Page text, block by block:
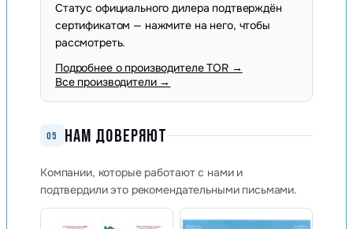
Статус официального дилера подтверждён
сертификатом — нажмите на него, чтобы
рассмотреть.
Подробнее о производителе TOR →
Все производители →
05 НАМ ДОВЕРЯЮТ
Компании, которые работают с нами и
подтвердили это рекомендательными письмами.